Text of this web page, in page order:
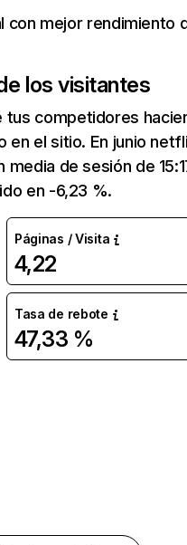
con mejor rendimiento
los visitantes
competidores
el sitio. En junio
de sesión de
en -6,23 %.
Páginas / Visita
4,22
Tasa de rebote
47,33 %